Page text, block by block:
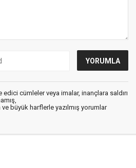
cümleler veya imalar, inançlara saldırı
büyük harflerle yazılmış yorumlar